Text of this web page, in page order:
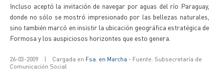
Incluso aceptó la invitación de navegar por aguas del río Paraguay,
donde no sólo se mostró impresionado por las bellezas naturales,
sino también marcó en insistir la ubicación geográfica estratégica de
Formosa y los auspiciosos horizontes que esto genera.
26-03-2009 | Cargada en Fsa. en Marcha - Fuente: Subsecretaría de
Comunicación Social